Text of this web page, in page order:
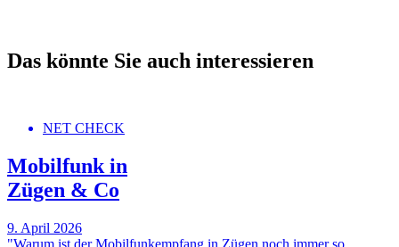
Das könnte Sie auch interessieren
NET CHECK
Mobilfunk in
Zügen & Co
9. April 2026